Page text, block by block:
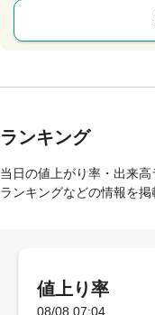
ランキング
当日の値上がり率・出来
ランキングなどの情報を掲